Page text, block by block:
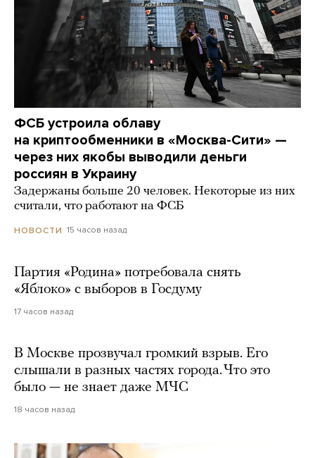
ФСБ устроила облаву
на криптообменники в «Москва-Сити» —
через них якобы выводили деньги
россиян в Украину
Задержаны больше 20 человек. Некоторые из них
считали, что работают на ФСБ
НОВОСТИ 15 часов назад
Партия «Родина» потребовала снять
«Яблоко» с выборов в Госдуму
17 часов назад
В Москве прозвучал громкий взрыв. Его
слышали в разных частях города. Что это
было — не знает даже МЧС
18 часов назад